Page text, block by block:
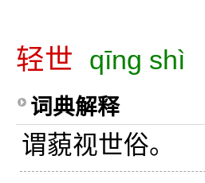
轻世 qīng shì
词典解释
谓藐视世俗。